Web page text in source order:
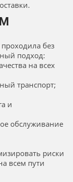
проходила без
подход:
на всех
транспорт;
и
обслуживание
риски
всем пути